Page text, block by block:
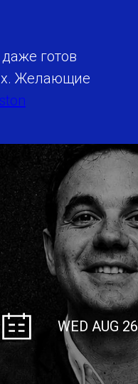
готов
Желающие
WED AUG 26